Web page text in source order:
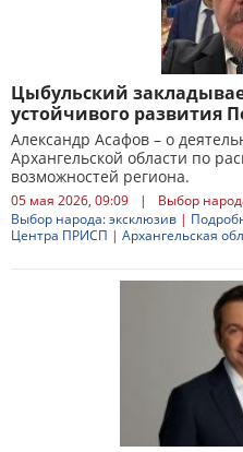
Цыбульский
устойчивого развития
Александр Асафов – о
Архангельской области по
возможностей региона.
05 мая 2026, 09:09 |
Выбор
Выбор народа: эксклюзив |
Центра ПРИСП | Архангельская